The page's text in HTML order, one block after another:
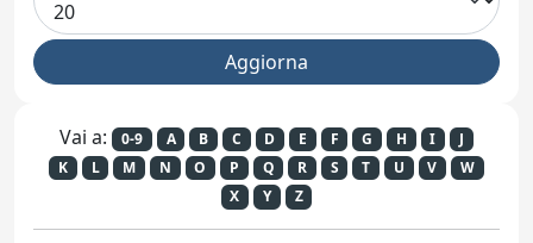
Vai a: 0-9 A B C D E F G H I
J
K
L M N O P Q R S T U V
W
X
Y Z